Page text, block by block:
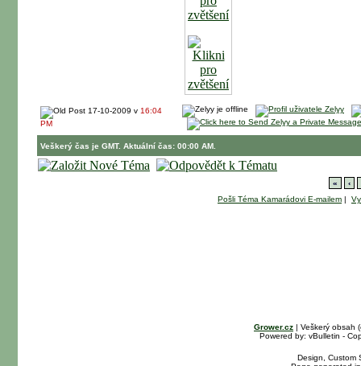
17-10-2009 v 16:04
PM
Veškerý čas je GMT. Aktuální čas: 00:00 AM.
« ‹
Pošli Téma Kamarádovi E-mailem |
Grower.cz | Veškerý obsah
Powered by: vBulletin -
Design, Custom